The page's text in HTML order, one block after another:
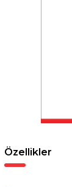
Özellikler